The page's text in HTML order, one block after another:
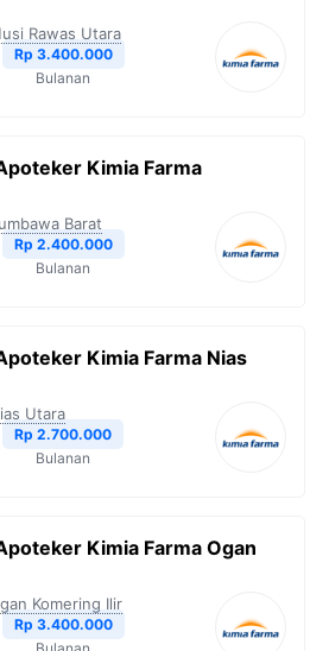
Rawas Utara
Rp 3.400.000
Bulanan
Kimia Farma
Barat
Rp 2.400.000
Bulanan
Kimia Farma Nias
Utara
Rp 2.700.000
Bulanan
Kimia Farma Ogan
Komering Ilir
Rp 3.400.000